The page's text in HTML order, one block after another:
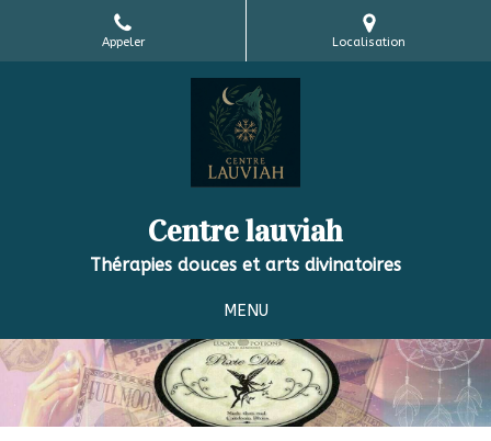
Appeler Localisation
Centre lauviah
Thérapies douces et arts divinatoires
MENU